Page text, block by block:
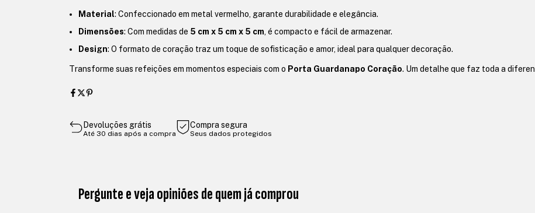
Material: Confeccionado em metal vermelho, garante durabilidade e elegância.
Dimensões: Com medidas de 5 cm x 5 cm x 5 cm , é compacto e fácil de armazenar.
Design: O formato de coração traz um toque de sofisticação e amor, ideal para qualquer decoração.
Transforme suas refeições em momentos especiais com o Porta Guardanapo Coração. Um detalhe que faz toda a
Devoluções grátis
Até 30 dias após a compra
Compra segura
Seus dados protegidos
Pergunte e veja opiniões de quem já comprou